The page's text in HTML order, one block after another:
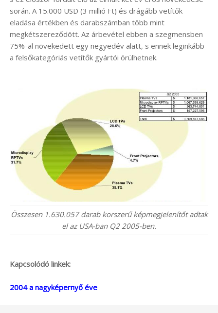
során. A 15.000 USD (3 millió Ft) és drágább vetítők
eladása értékben és darabszámban több mint
megkétszereződött. Az árbevétel ebben a szegmensben
75%-al növekedett egy negyedév alatt, s ennek leginkább
a felsőkategóriás vetítők gyártói örülhetnek.
Összesen 1.630.057 darab korszerű képmegjelenítőt adtak
el az USA-ban Q2 2005-ben.
Kapcsolódó linkek:
2004 a nagyképernyő éve